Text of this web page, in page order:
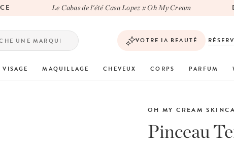
Le Cabas de l'été Casa Lopez x Oh My Cream
VOTRE IA BEAUTÉ
VISAGE MAQUILLAGE CHEVEUX CORPS PARFUM
Pinceau
OH MY CREAM